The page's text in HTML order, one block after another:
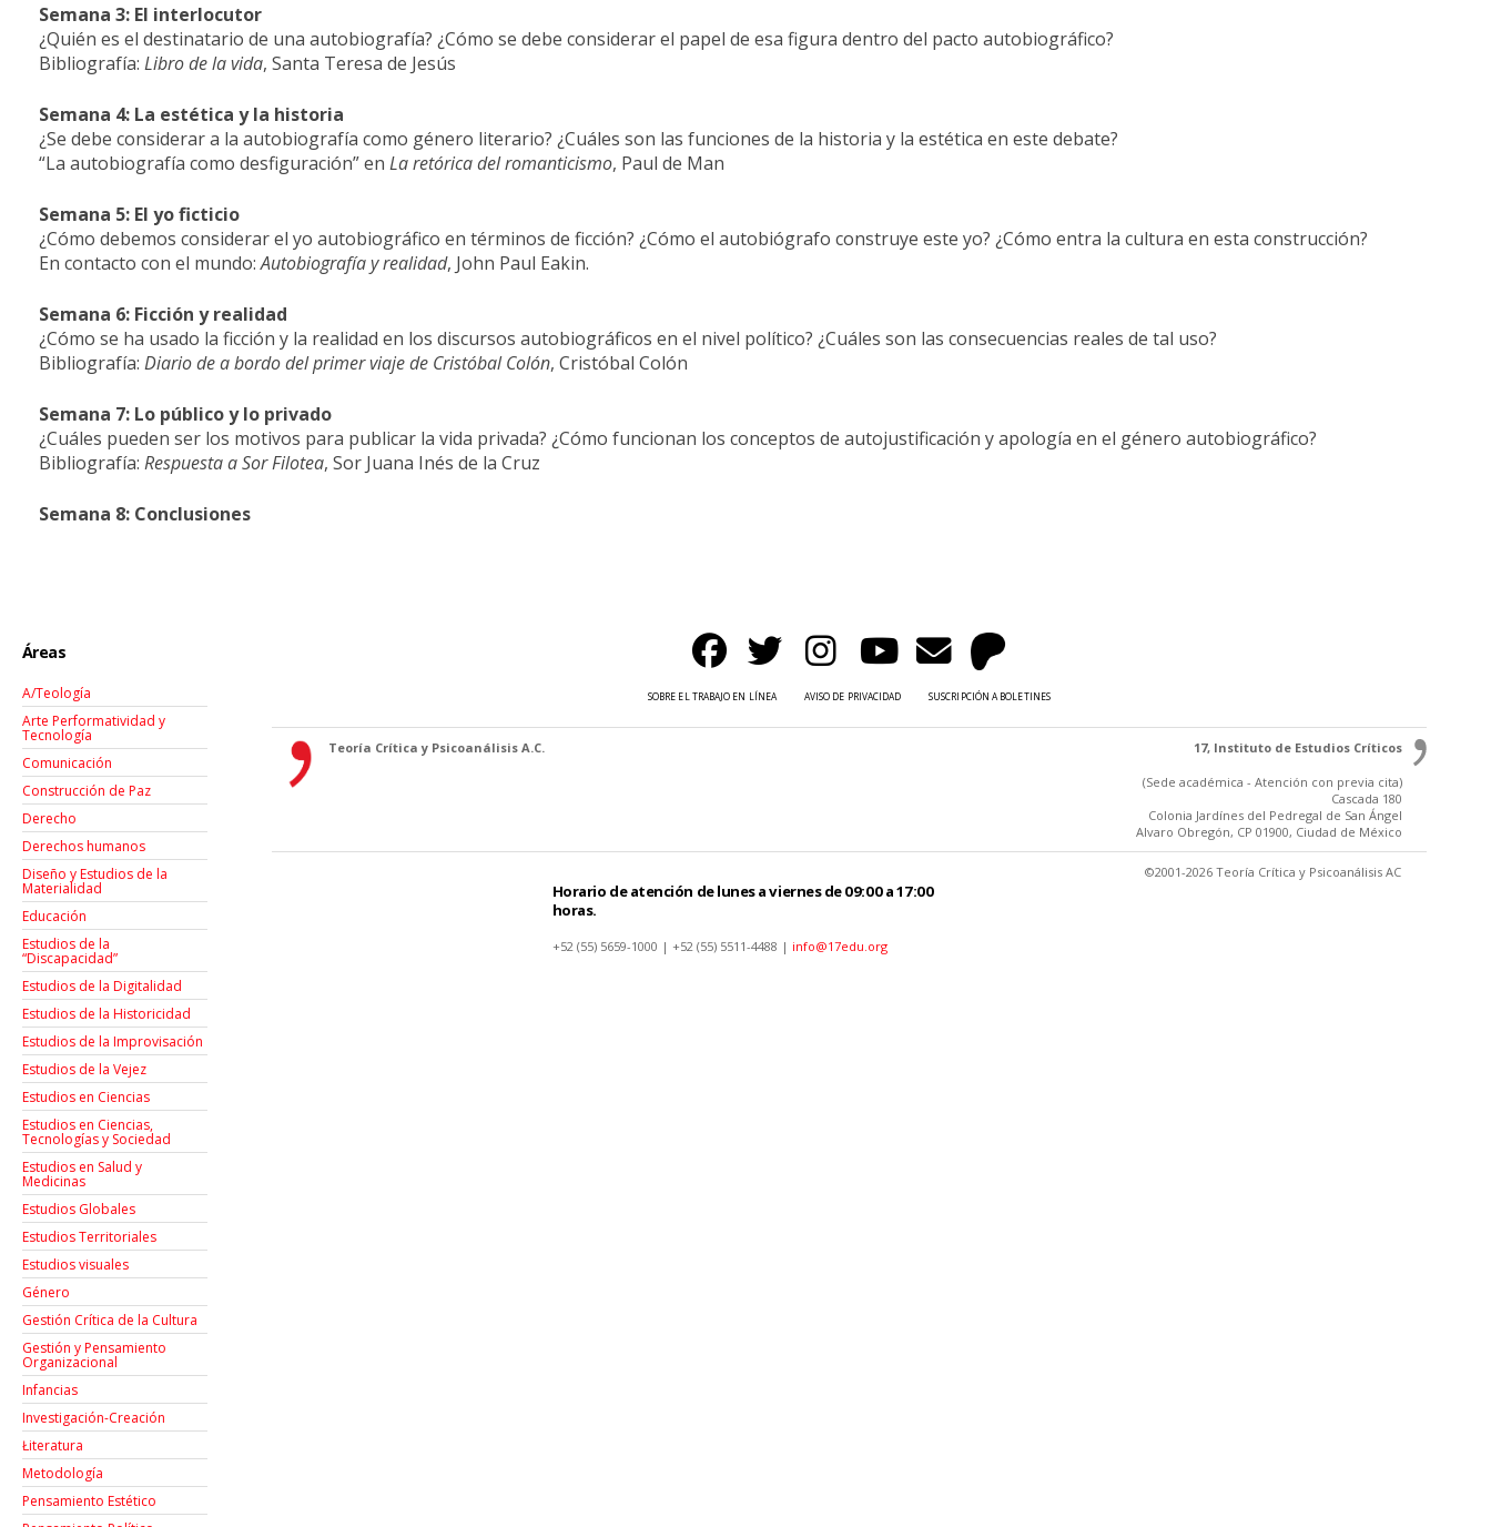
Semana 3: El interlocutor
¿Quién es el destinatario de una autobiografía? ¿Cómo se debe considerar el papel de esa figura dentro del pacto autobiográfico?
Bibliografía: Libro de la vida, Santa Teresa de Jesús
Semana 4: La estética y la historia
¿Se debe considerar a la autobiografía como género literario? ¿Cuáles son las funciones de la historia y la estética en este debate?
“La autobiografía como desfiguración” en La retórica del romanticismo, Paul de Man
Semana 5: El yo ficticio
¿Cómo debemos considerar el yo autobiográfico en términos de ficción? ¿Cómo el autobiógrafo construye este yo? ¿Cómo entra la cultura en esta construcción?
En contacto con el mundo:Autobiografía y realidad, John Paul Eakin.
Semana 6: Ficción y realidad
¿Cómo se ha usado la ficción y la realidad en los discursos autobiográficos en el nivel político? ¿Cuáles son las consecuencias reales de tal uso?
Bibliografía: Diario de a bordo del primer viaje de Cristóbal Colón, Cristóbal Colón
Semana 7: Lo público y lo privado
¿Cuáles pueden ser los motivos para publicar la vida privada? ¿Cómo funcionan los conceptos de autojustificación y apología en el género autobiográfico?
Bibliografía: Respuesta a Sor Filotea, Sor Juana Inés de la Cruz
Semana 8: Conclusiones
Áreas
A/Teología
Arte Performatividad y
Tecnología
Comunicación
Construcción de Paz
Derecho
Derechos humanos
Diseño y Estudios de la
Materialidad
Educación
Estudios de la
“Discapacidad”
Estudios de la Digitalidad
Estudios de la Historicidad
Estudios de la Improvisación
Estudios de la Vejez
Estudios en Ciencias
Estudios en Ciencias,
Tecnologías y Sociedad
Estudios en Salud y
Medicinas
Estudios Globales
Estudios Territoriales
Estudios visuales
Género
Gestión Crítica de la Cultura
Gestión y Pensamiento
Organizacional
Infancias
Investigación-Creación
Łiteratura
Metodología
Pensamiento Estético
SOBRE EL TRABAJO EN LÍNEA AVISO DE PRIVACIDAD SUSCRIPCIÓN A BOLETINES
Teoría Crítica y Psicoanálisis A.C. 17, Instituto de Estudios Críticos
(Sede académica - Atención con previa cita)
Cascada 180
Colonia Jardínes del Pedregal de San Ángel
Alvaro Obregón, CP 01900, Ciudad de México
Horario de atención de lunes a viernes de 09:00 a 17:00
horas.
+52 (55) 5659-1000 | +52 (55) 5511-4488 | info@17edu.org
©2001-2026 Teoría Crítica y Psicoanálisis AC